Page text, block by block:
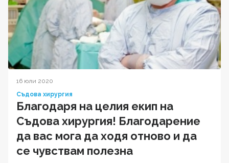
16 юли 2020
Съдова хирургия
Благодаря на целия екип на
Съдова хирургия! Благодарение
да вас мога да ходя отново и да
се чувствам полезна